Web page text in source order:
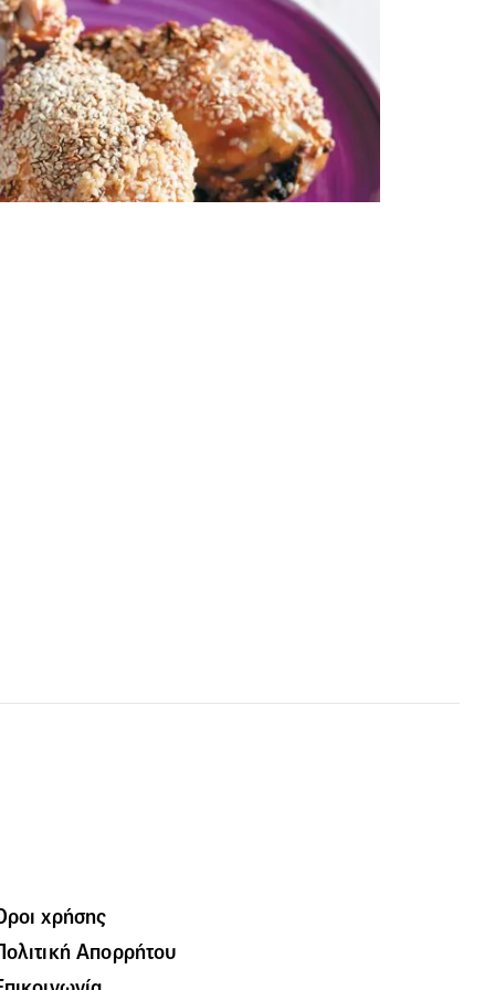
χρήσης
Απορρήτου